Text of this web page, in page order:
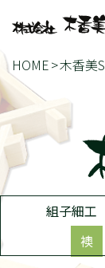
HOME 木香美
組子細工
襖